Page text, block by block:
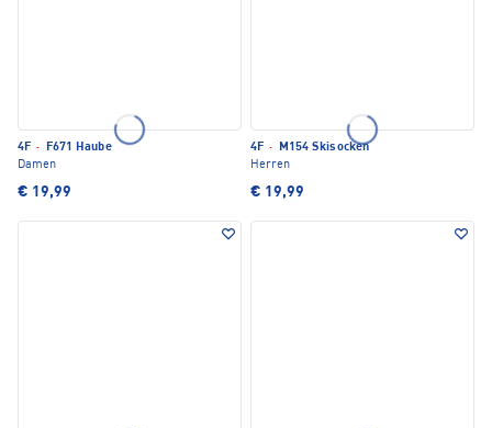
4F ·
F671 Haube
Damen
€ 19,99
4F ·
M154 Skisocken
Herren
€ 19,99